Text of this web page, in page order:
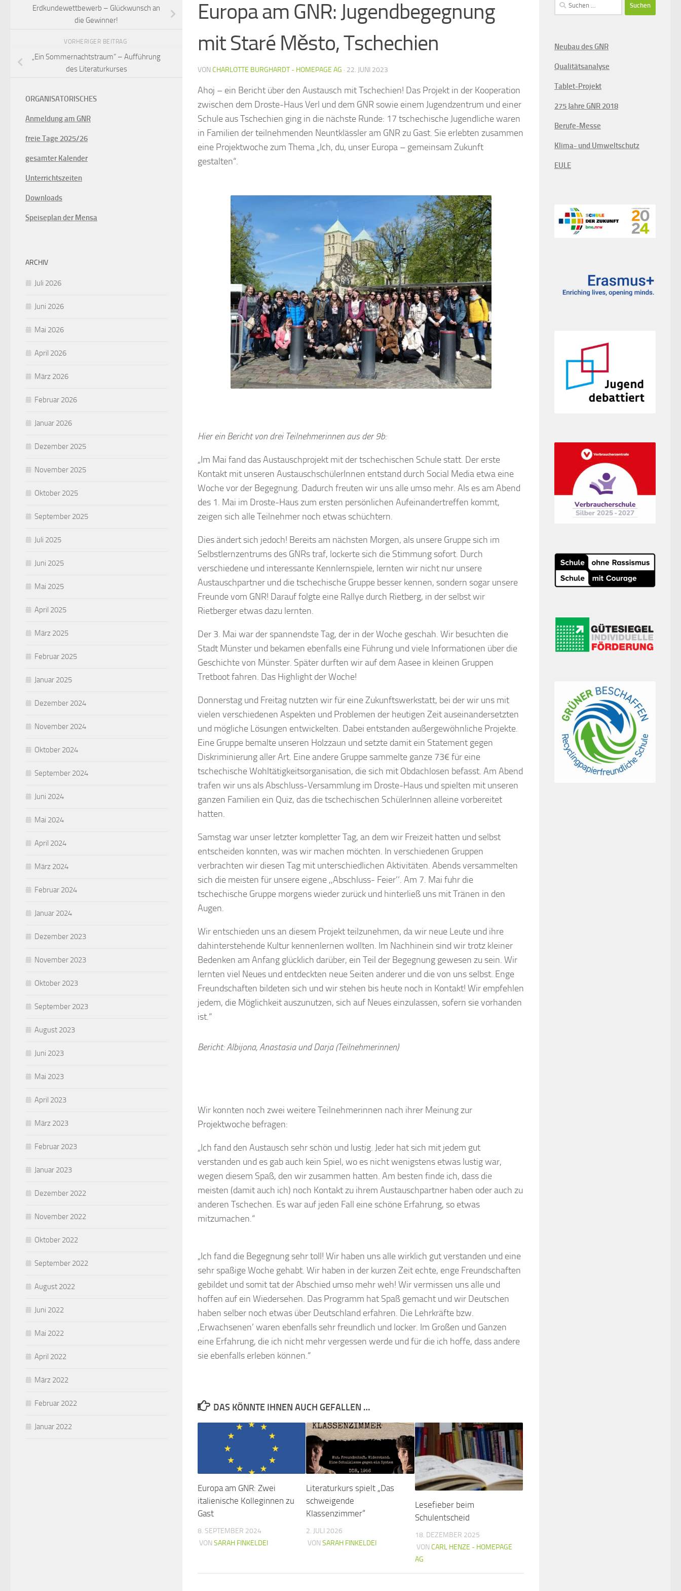
Europa am GNR: Jugendbegegnung
mit Staré Město, Tschechien
VON CHARLOTTE BURGHARDT - HOMEPAGE AG · 22. JUNI 2023
Ahoj – ein Bericht über den Austausch mit Tschechien! Das Projekt in der Kooperation
zwischen dem Droste-Haus Verl und dem GNR sowie einem Jugendzentrum und einer
Schule aus Tschechien ging in die nächste Runde: 17 tschechische Jugendliche waren
in Familien der teilnehmenden Neuntklässler am GNR zu Gast. Sie erlebten zusammen
eine Projektwoche zum Thema „Ich, du, unser Europa – gemeinsam Zukunft
gestalten“.
Hier ein Bericht von drei Teilnehmerinnen aus der 9b:
„Im Mai fand das Austauschprojekt mit der tschechischen Schule statt. Der erste
Kontakt mit unseren AustauschschülerInnen entstand durch Social Media etwa eine
Woche vor der Begegnung. Dadurch freuten wir uns alle umso mehr. Als es am Abend
des 1. Mai im Droste-Haus zum ersten persönlichen Aufeinandertreffen kommt,
zeigen sich alle Teilnehmer noch etwas schüchtern.
Dies ändert sich jedoch! Bereits am nächsten Morgen, als unsere Gruppe sich im
Selbstlernzentrums des GNRs traf, lockerte sich die Stimmung sofort. Durch
verschiedene und interessante Kennlernspiele, lernten wir nicht nur unsere
Austauschpartner und die tschechische Gruppe besser kennen, sondern sogar unsere
Freunde vom GNR! Darauf folgte eine Rallye durch Rietberg, in der selbst wir
Rietberger etwas dazu lernten.
Der 3. Mai war der spannendste Tag, der in der Woche geschah. Wir besuchten die
Stadt Münster und bekamen ebenfalls eine Führung und viele Informationen über die
Geschichte von Münster. Später durften wir auf dem Aasee in kleinen Gruppen
Tretboot fahren. Das Highlight der Woche!
Donnerstag und Freitag nutzten wir für eine Zukunftswerkstatt, bei der wir uns mit
vielen verschiedenen Aspekten und Problemen der heutigen Zeit auseinandersetzten
und mögliche Lösungen entwickelten. Dabei entstanden außergewöhnliche Projekte.
Eine Gruppe bemalte unseren Holzzaun und setzte damit ein Statement gegen
Diskriminierung aller Art. Eine andere Gruppe sammelte ganze 73€ für eine
tschechische Wohltätigkeitsorganisation, die sich mit Obdachlosen befasst. Am Abend
trafen wir uns als Abschluss-Versammlung im Droste-Haus und spielten mit unseren
ganzen Familien ein Quiz, das die tschechischen SchülerInnen alleine vorbereitet
hatten.
Samstag war unser letzter kompletter Tag, an dem wir Freizeit hatten und selbst
entscheiden konnten, was wir machen möchten. In verschiedenen Gruppen
verbrachten wir diesen Tag mit unterschiedlichen Aktivitäten. Abends versammelten
sich die meisten für unsere eigene ,,Abschluss- Feier‘‘. Am 7. Mai fuhr die
tschechische Gruppe morgens wieder zurück und hinterließ uns mit Tränen in den
Augen.
Wir entschieden uns an diesem Projekt teilzunehmen, da wir neue Leute und ihre
dahinterstehende Kultur kennenlernen wollten. Im Nachhinein sind wir trotz kleiner
Bedenken am Anfang glücklich darüber, ein Teil der Begegnung gewesen zu sein. Wir
lernten viel Neues und entdeckten neue Seiten anderer und die von uns selbst. Enge
Freundschaften bildeten sich und wir stehen bis heute noch in Kontakt! Wir empfehlen
jedem, die Möglichkeit auszunutzen, sich auf Neues einzulassen, sofern sie vorhanden
ist.“
Bericht: Albijona, Anastasia und Darja (Teilnehmerinnen)
Wir konnten noch zwei weitere Teilnehmerinnen nach ihrer Meinung zur
Projektwoche befragen:
„Ich fand den Austausch sehr schön und lustig. Jeder hat sich mit jedem gut
verstanden und es gab auch kein Spiel, wo es nicht wenigstens etwas lustig war,
wegen diesem Spaß, den wir zusammen hatten. Am besten finde ich, dass die
meisten (damit auch ich) noch Kontakt zu ihrem Austauschpartner haben oder auch zu
anderen Tschechen. Es war auf jeden Fall eine schöne Erfahrung, so etwas
mitzumachen.“
„Ich fand die Begegnung sehr toll! Wir haben uns alle wirklich gut verstanden und eine
sehr spaßige Woche gehabt. Wir haben in der kurzen Zeit echte, enge Freundschaften
gebildet und somit tat der Abschied umso mehr weh! Wir vermissen uns alle und
hoffen auf ein Wiedersehen. Das Programm hat Spaß gemacht und wir Deutschen
haben selber noch etwas über Deutschland erfahren. Die Lehrkräfte bzw.
,Erwachsenen’ waren ebenfalls sehr freundlich und locker. Im Großen und Ganzen
eine Erfahrung, die ich nicht mehr vergessen werde und für die ich hoffe, dass andere
sie ebenfalls erleben können.“
DAS KÖNNTE IHNEN AUCH GEFALLEN …
Europa am GNR: Zwei
italienische Kolleginnen zu
Gast
8. SEPTEMBER 2024
VON SARAH FINKELDEI
Literaturkurs spielt „Das
schweigende
Klassenzimmer“
2. JULI 2026
VONSARAH FINKELDEI
Lesefieber beim
Schulentscheid
18. DEZEMBER 2025
VON CARL HENZE - HOMEPAGE
AG
Erdkundewettbewerb – Glückwunsch an
die Gewinner!
VORHERIGER BEITRAG
„Ein Sommernachtstraum“ – Aufführung
des Literaturkurses
ORGANISATORISCHES
Anmeldung am GNR
freie Tage 2025/26
gesamter Kalender
Unterrichtszeiten
Downloads
Speiseplan der Mensa
ARCHIV
Juli 2026
Juni 2026
Mai 2026
April 2026
März 2026
Februar 2026
Januar 2026
Dezember 2025
November 2025
Oktober 2025
September 2025
Juli 2025
Juni 2025
Mai 2025
April 2025
März 2025
Februar 2025
Januar 2025
Dezember 2024
November 2024
Oktober 2024
September 2024
Juni 2024
Mai 2024
April 2024
März 2024
Februar 2024
Januar 2024
Dezember 2023
November 2023
Oktober 2023
September 2023
August 2023
Juni 2023
Mai 2023
April 2023
März 2023
Februar 2023
Januar 2023
Dezember 2022
November 2022
Oktober 2022
September 2022
August 2022
Juni 2022
Mai 2022
April 2022
März 2022
Februar 2022
Januar 2022
nach:
Neubau des GNR
Qualitätsanalyse
Tablet-Projekt
275 Jahre GNR 2018
Berufe-Messe
Klima- und Umweltschutz
EULE